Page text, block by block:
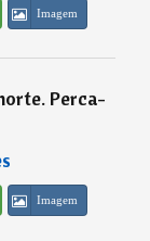
Imagem
Perca-
Imagem